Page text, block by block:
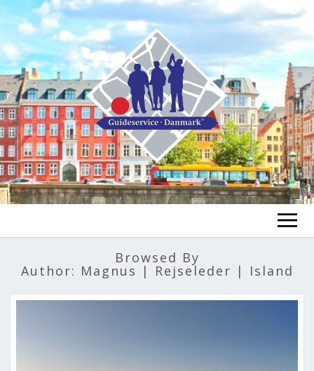
Browsed By
Author: Magnus | Rejseleder | Island